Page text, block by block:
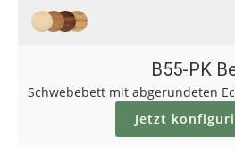
B55-PK
Schwebebett mit abgerundeten
Jetzt